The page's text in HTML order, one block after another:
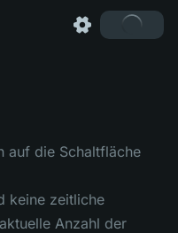
auf die Schaltfläche
keine zeitliche
Anzahl der